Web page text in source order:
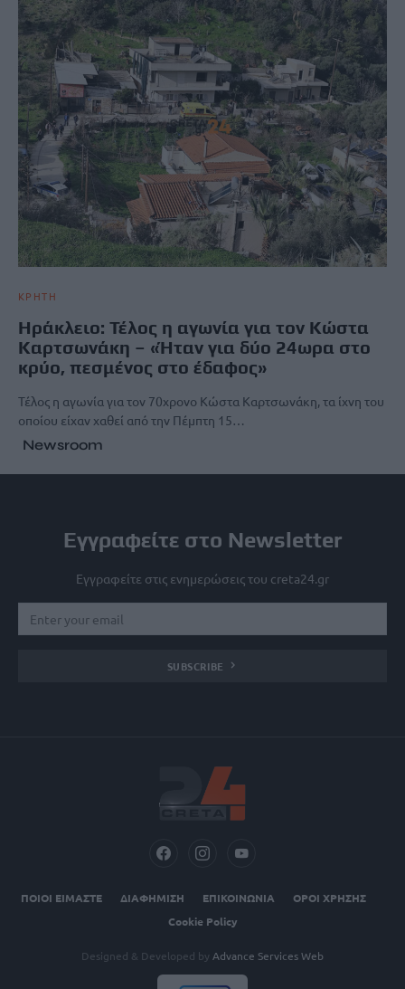
ΚΡΗΤΗ
Ηράκλειο: Τέλος η αγωνία για τον Κώστα
Καρτσωνάκη – «Ήταν για δύο 24ωρα στο
κρύο, πεσμένος στο έδαφος»
Τέλος η αγωνία για τον 70χρονο Κώστα Καρτσωνάκη, τα ίχνη του
οποίου είχαν χαθεί από την Πέμπτη 15…
Newsroom
Εγγραφείτε στο Newsletter
Εγγραφείτε στις ενημερώσεις του creta24.gr
SUBSCRIBE
ΠΟΙΟΙ ΕΙΜΑΣΤΕ ΔΙΑΦΗΜΙΣΗ ΕΠΙΚΟΙΝΩΝΙΑ
ΟΡΟΙ ΧΡΗΣΗΣ
Cookie Policy
Designed & Developed by Advance Services Web